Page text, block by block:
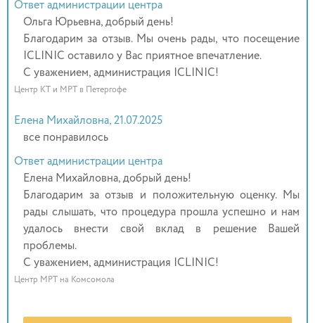
Ответ администрации центра
Ольга Юрьевна, добрый день!
Благодарим за отзыв. Мы очень рады, что посещение
ICLINIC оставило у Вас приятное впечатление.
С уважением, администрация ICLINIC!
Центр КТ и МРТ в Петергофе
Елена Михайловна, 21.07.2025
все понравилось
Ответ администрации центра
Елена Михайловна, добрый день!
Благодарим за отзыв и положительную оценку. Мы
рады слышать, что процедура прошла успешно и нам
удалось внести свой вклад в решение Вашей
проблемы.
С уважением, администрация ICLINIC!
Центр МРТ на Комсомола